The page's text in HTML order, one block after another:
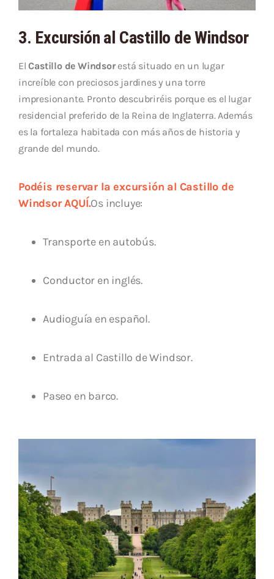
3. Excursión al Castillo de Windsor
ElCastillo de Windsor está situado en un lugar
increíble con preciosos jardines y una torre
impresionante. Pronto descubriréis porque es el lugar
residencial preferido de la Reina de Inglaterra. Además
es la fortaleza habitada con más años de historia y
grande del mundo.
Podéis reservar la excursión al Castillo de
Windsor AQUÍ.Os incluye:
Transporte en autobús.
Conductor en inglés.
Audioguía en español.
Entrada al Castillo de Windsor.
Paseo en barco.